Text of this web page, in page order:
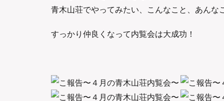
青木山荘でやってみたい、こんなこと、あんな
すっかり仲良くなって内覧会は大成功！